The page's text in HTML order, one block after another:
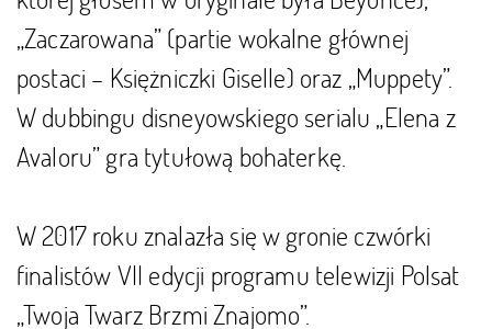
„Zaczarowana” (partie wokalne głównej
postaci – Księżniczki Giselle) oraz „Muppety”.
W dubbingu disneyowskiego serialu „Elena z
Avaloru” gra tytułową bohaterkę.
W 2017 roku znalazła się w gronie czwórki
finalistów VII edycji programu telewizji Polsat
„Twoja Twarz Brzmi Znajomo”.